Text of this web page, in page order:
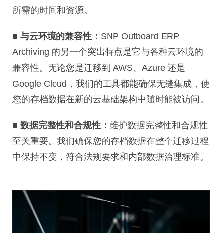
所需的时间和资源。
■ 与云环境的兼容性： SNP Outboard ERP
Archiving 的另一个突出特点是它与各种云环境的
兼容性。无论您是迁移到 AWS、Azure 还是
Google Cloud，我们的工具都能确保无缝集成，使
您的存档数据在新的云基础架构中随时能被访问。
■ 数据完整性和合规性： 维护数据完整性和合规性
至关重要。我们确保您的存档数据在整个迁移过程
中保持不变，符合法规要求和内部数据治理标准。